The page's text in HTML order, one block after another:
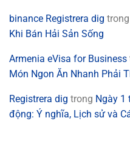
binance Registrera dig trong
Khi Bán Hải Sản Sống
Armenia eVisa for Business
Món Ngon Ăn Nhanh Phải
Registrera dig trong Ngày 1
động: Ý nghĩa, Lịch sử và